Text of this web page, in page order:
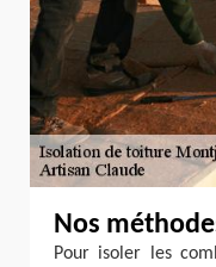
Nos
Pour isoler les